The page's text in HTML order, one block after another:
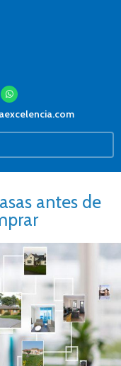
antes de